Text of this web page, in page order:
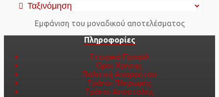
Εμφάνιση του μοναδικού αποτελέσματος
Πληροφορίες
Εταιρικό Προφίλ
Όροι Χρήσης
Πολιτική Απορρήτου
Τρόποι Πληρωμής
Τρόποι Αποστολής